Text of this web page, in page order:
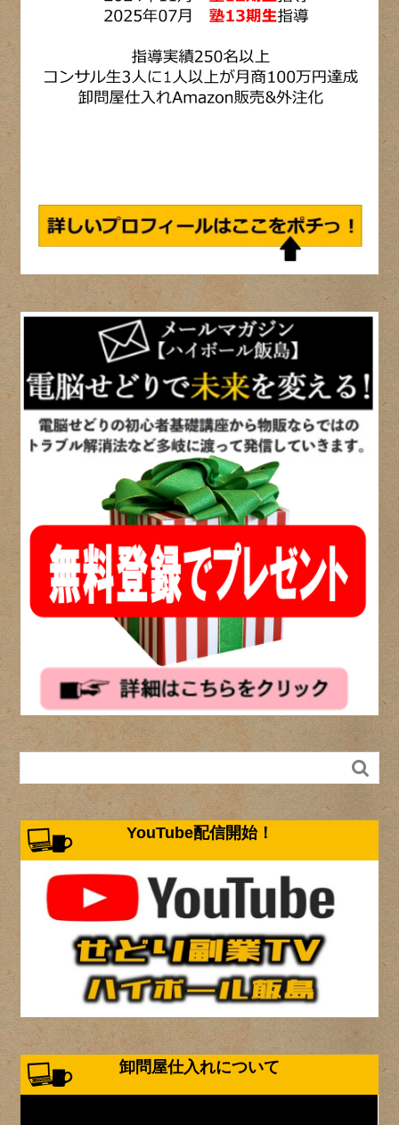

YouTube配信開始！
卸問屋仕入れについて